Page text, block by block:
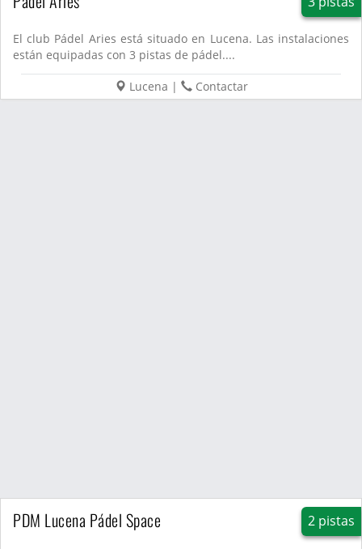
El club Pádel Aries está situado en Lucena. Las instalaciones
están equipadas con 3 pistas de pádel....
Lucena | Contactar
PDM Lucena Pádel Space 2 pistas